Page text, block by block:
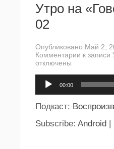
Утро на
02
Опубликовано Май 2,
Комментарии к
отключены
00:00
Подкаст:
Subscribe: Android